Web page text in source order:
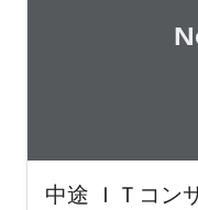
中途 ＩＴコン